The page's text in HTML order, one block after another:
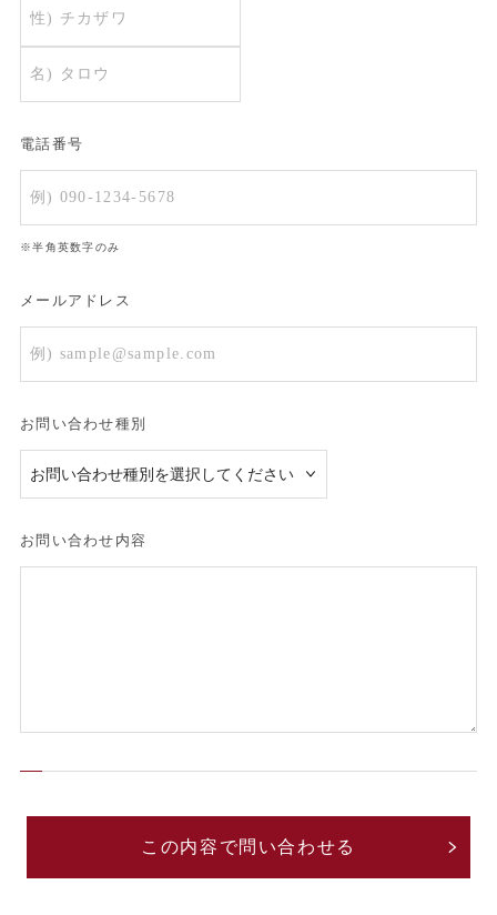
電話番号
※半角英数字のみ
メールアドレス
お問い合わせ種別
お問い合わせ内容